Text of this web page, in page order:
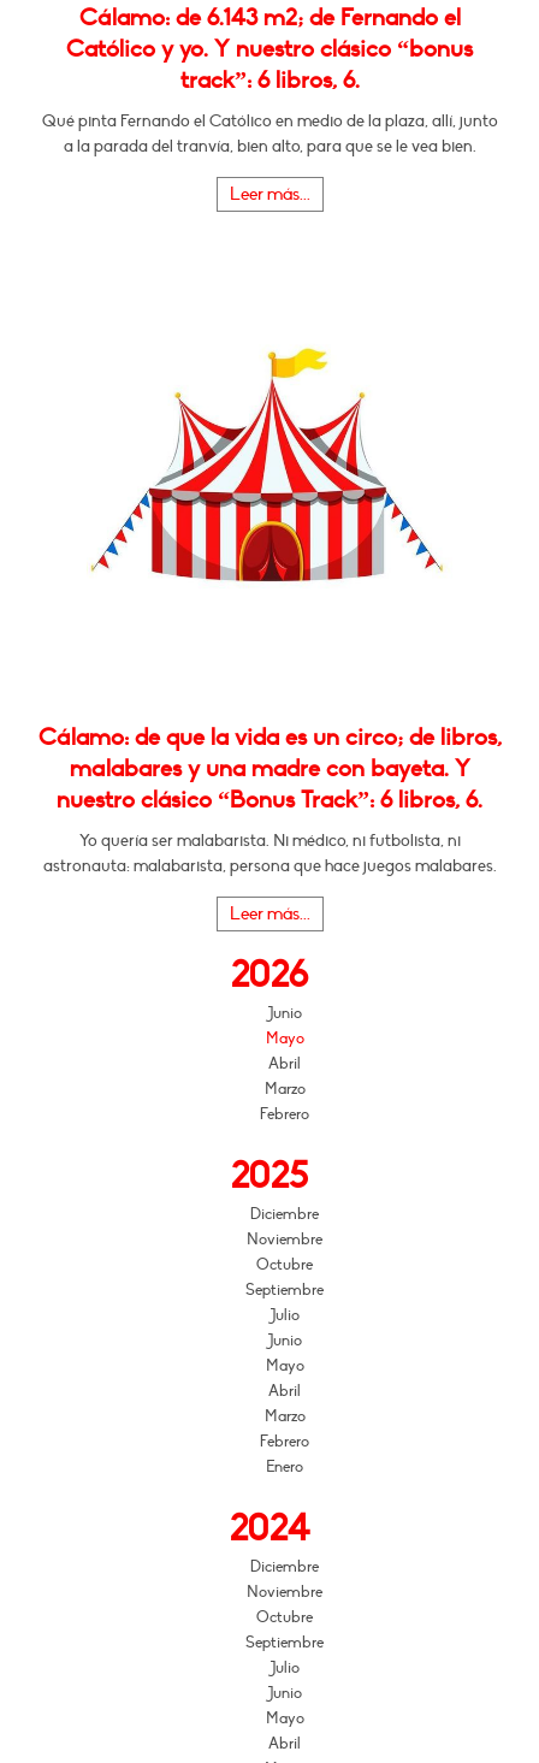
Cálamo: de 6.143 m2; de Fernando el
Católico y yo. Y nuestro clásico “bonus
track”: 6 libros, 6.
Qué pinta Fernando el Católico en medio de la plaza, allí, junto
a la parada del tranvía, bien alto, para que se le vea bien.
Leer más...
Cálamo: de que la vida es un circo; de libros,
malabares y una madre con bayeta. Y
nuestro clásico “Bonus Track”: 6 libros, 6.
Yo quería ser malabarista. Ni médico, ni futbolista, ni
astronauta: malabarista, persona que hace juegos malabares.
Leer más...
2026
Junio
Mayo
Abril
Marzo
Febrero
2025
Diciembre
Noviembre
Octubre
Septiembre
Julio
Junio
Mayo
Abril
Marzo
Febrero
Enero
2024
Diciembre
Noviembre
Octubre
Septiembre
Julio
Junio
Mayo
Abril